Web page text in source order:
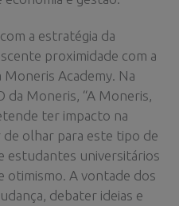
a estratégia da
proximidade com a
Moneris Academy. Na
da Moneris, “A Moneris,
ter impacto na
de olhar para este tipo de
estudantes universitários
otimismo. A vontade dos
debater ideias e